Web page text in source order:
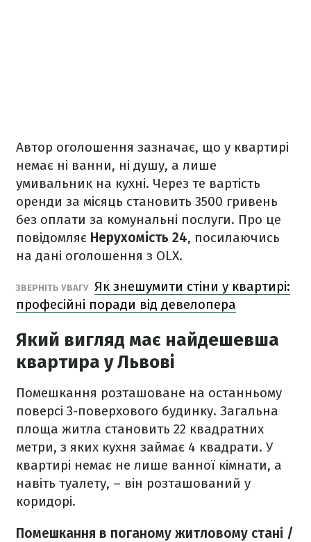
Автор оголошення зазначає, що у квартирі
немає ні ванни, ні душу, а лише
умивальник на кухні. Через те вартість
оренди за місяць становить 3500 гривень
без оплати за комунальні послуги. Про це
повідомляє Нерухомість 24, посилаючись
на дані оголошення з OLX.
ЗВЕРНІТЬ УВАГУ Як знешумити стіни у квартирі:
професійні поради від девелопера
Який вигляд має найдешевша
квартира у Львові
Помешкання розташоване на останньому
поверсі 3-поверхового будинку. Загальна
площа житла становить 22 квадратних
метри, з яких кухня займає 4 квадрати. У
квартирі немає не лише ванної кімнати, а
навіть туалету, – він розташований у
коридорі.
Помешкання в поганому житловому стані /